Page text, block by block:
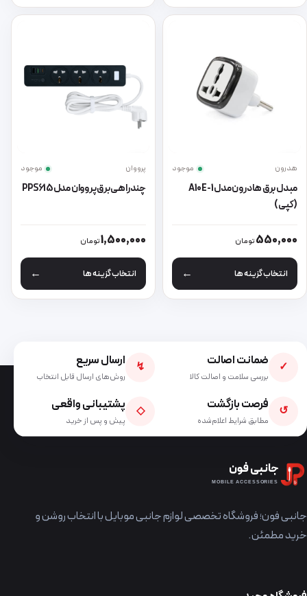
هدرون موجود
مبدل برق هادرون مدل A10E-1
(کپی)
550,000تومان
انتخاب گزینه ها
این محصول دارای انواع مختلفی می باشد. گزینه ها ممکن است در
پرووان موجود
چندراهی برق پرووان مدل PPS615
1,500,000تومان
انتخاب گزینه ها
این محصول دارای انواع مختلفی
✓ ضمانت اصالت
بررسی سلامت و اصالت کالا
↯ ارسال سریع
روش‌های ارسال قابل انتخاب
↺ فرصت بازگشت
مطابق شرایط اعلام‌شده
◇ پشتیبانی واقعی
پیش و پس از خرید
جانبی فون
MOBILE ACCESSORIES
جانبی فون؛ فروشگاه تخصصی لوازم جانبی موبایل با انتخاب روشن و
خرید مطمئن.